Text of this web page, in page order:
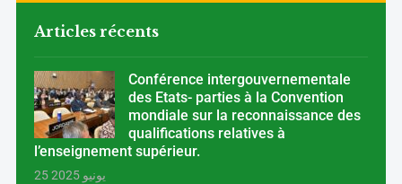
Articles récents
Conférence intergouvernementale
des Etats- parties à la Convention
mondiale sur la reconnaissance des
qualifications relatives à
l’enseignement supérieur.
25 يونيو 2025